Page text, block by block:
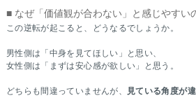
■ なぜ「価値観が合わない」と感じやすい
この逆転が起こると、どうなるでしょうか。
男性側は「中身を見てほしい」と思い、
女性側は「まずは安心感が欲しい」と思う。
どちらも間違っていませんが、 見ている角度が